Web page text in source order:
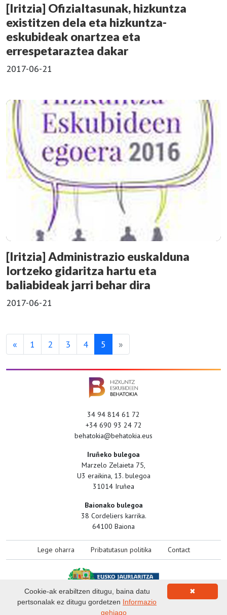
[Iritzia] Ofizialtasunak, hizkuntza
existitzen dela eta hizkuntza-
eskubideak onartzea eta
errespetaraztea dakar
2017-06-21
[Iritzia] Administrazio euskalduna
lortzeko gidaritza hartu eta
baliabideak jarri behar dira
2017-06-21
« 1 2 3 4 5 »
34 94 814 61 72
+34 690 93 24 72
behatokia@behatokia.eus
Iruñeko bulegoa
Marzelo Zelaieta 75,
U3 eraikina, 13. bulegoa
31014 Iruñea
Baionako bulegoa
38 Cordeliers karrika.
64100 Baiona
Lege oharra Pribatutasun politika Contact
✖
Cookie-ak erabiltzen ditugu, baina datu
pertsonalak ez ditugu gordetzen Informazio
gehiago